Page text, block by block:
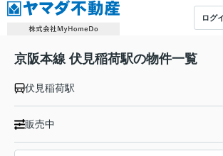
ログ
京阪本線 伏見稲荷駅の物件一覧
伏見稲荷駅
販売中